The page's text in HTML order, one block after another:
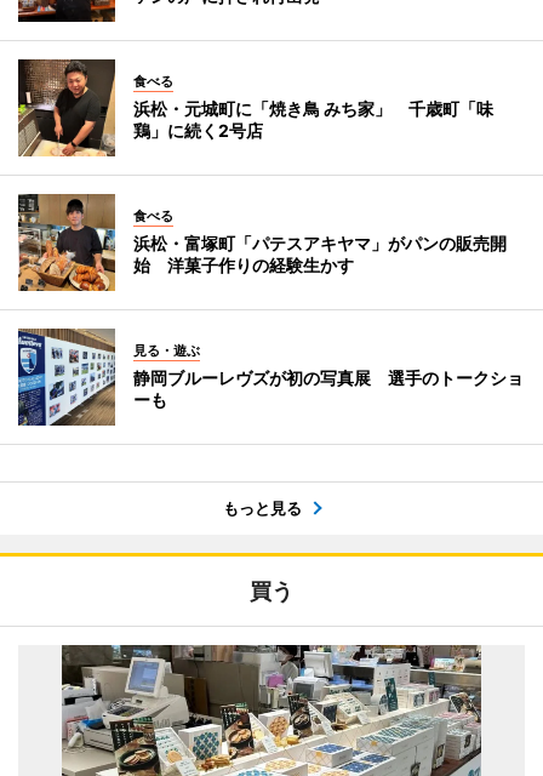
食べる
浜松・元城町に「焼き鳥 みち家」 千歳町「味
鶏」に続く2号店
食べる
浜松・富塚町「パテスアキヤマ」がパンの販売開
始 洋菓子作りの経験生かす
見る・遊ぶ
静岡ブルーレヴズが初の写真展 選手のトークショ
ーも
もっと見る
買う